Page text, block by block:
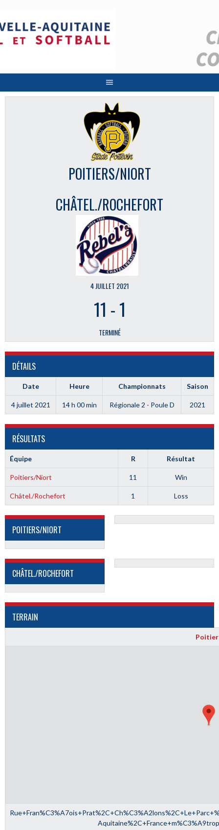
contenu
POITIERS/NIORT
CHÂTEL./ROCHEFORT
4 JUILLET 2021
11 -1
TERMINÉ
DÉTAILS
Date Heure Championnats Saison
4 juillet 2021 14 h 00 min Régionale 2 - Poule D 2021
RÉSULTATS
Équipe R Résultat
Poitiers/Niort 11 Win
Châtel./Rochefort 1 Loss
POITIERS/NIORT
CHÂTEL./ROCHEFORT
TERRAIN